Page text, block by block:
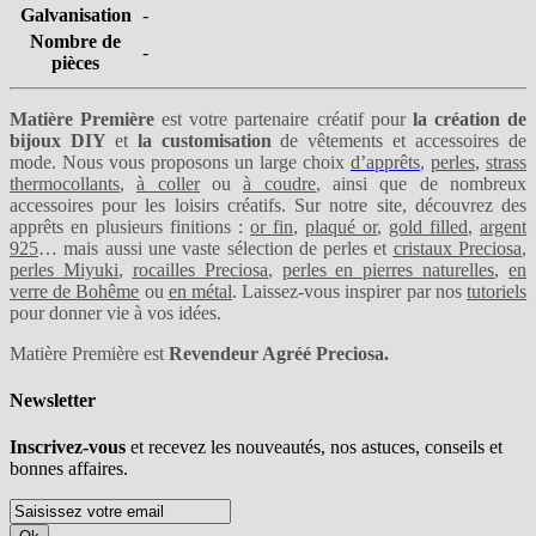
Galvanisation -
Nombre de
pièces
-
Matière Première est votre partenaire créatif pourla création de
bijoux DIY etla customisation de vêtements et accessoires de
mode. Nous vous proposons un large choix d’apprêts, perles, strass
thermocollants,à collerouà coudre, ainsi que de nombreux
accessoires pour les loisirs créatifs. Sur notre site, découvrez des
apprêts en plusieurs finitions : or fin, plaqué or, gold filled, argent
925… mais aussi une vaste sélection de perles et cristaux Preciosa,
perles Miyuki, rocailles Preciosa, perles en pierres naturelles, en
verre de Bohême ou en métal. Laissez-vous inspirer par nostutoriels
pour donner vie à vos idées.
Matière Première est Revendeur Agréé Preciosa.
Newsletter
Inscrivez-vous et recevez les nouveautés, nos astuces, conseils et
bonnes affaires.